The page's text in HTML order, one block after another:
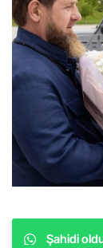
Şahidi